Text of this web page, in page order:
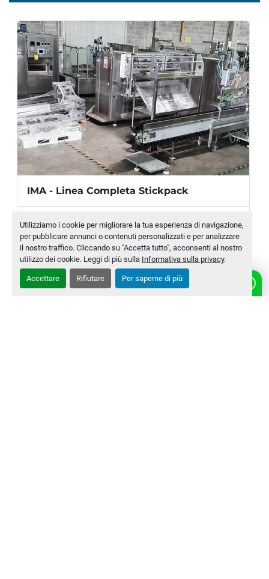
Utilizziamo i cookie per migliorare la tua esperienza di navigazione,
per pubblicare annunci o contenuti personalizzati e per analizzare
il nostro traffico. Cliccando su "Accetta tutto", acconsenti al nostro
utilizzo dei cookie. Leggi di più sulla Informativa sulla privacy.
Accettare Rifiutare Per saperne di più
IMA - Linea Completa Stickpack
Modello G20C + R80/V + DELTA 120
Numero di magazzino MLTC-0014-WH